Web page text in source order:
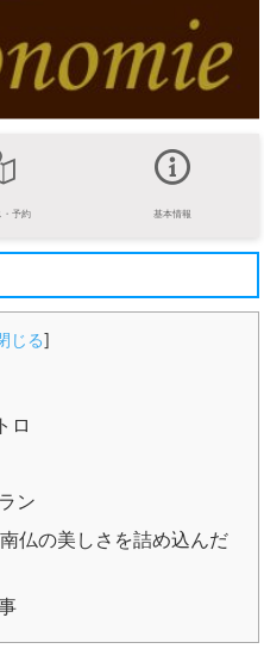
・予約 基本情報
じる]
ロ
ン
仏の美しさを詰め込んだ